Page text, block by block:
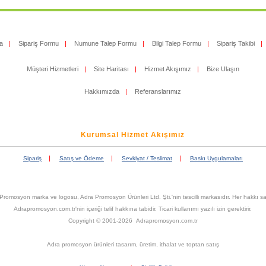
| Sipariş Formu | Numune Talep Formu | Bilgi Talep Formu | Sipariş Takibi |
Müşteri Hizmetleri | Site Haritası | Hizmet Akışımız | Bize Ulaşın
Hakkımızda | Referanslarımız
Kurumsal Hizmet Akışımız
Sipariş | Satış ve Ödeme | Sevkiyat / Teslimat | Baskı Uygulamaları
marka ve logosu, Adra Promosyon Ürünleri Ltd. Şti.'nin tescilli markasıdır. Her hakkı
Adrapromosyon.com.tr'nin içeriği telif hakkına tabidir. Ticari kullanımı yazılı izin gerektirir.
Copyright © 2001-2026 Adrapromosyon.com.tr
Adra promosyon ürünleri tasarım, üretim, ithalat ve toptan satış